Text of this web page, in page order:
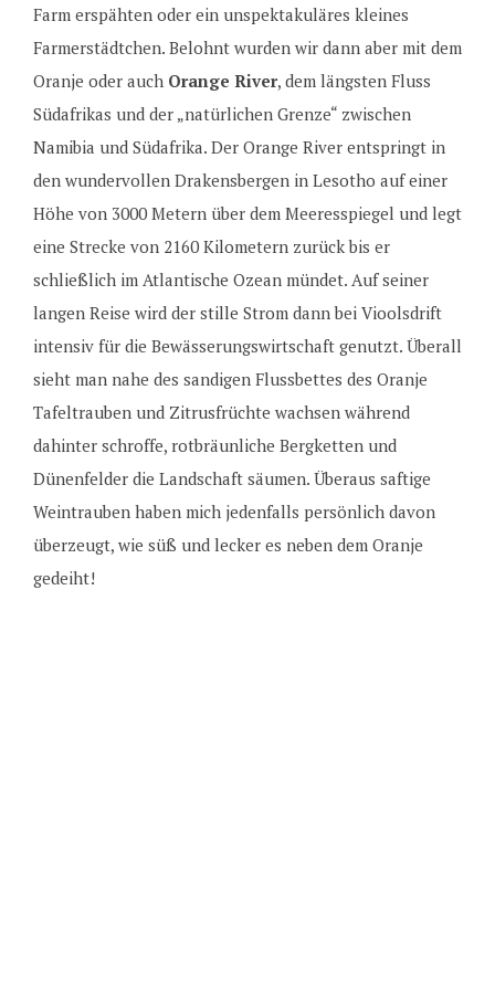
Farm erspähten oder ein unspektakuläres kleines
Farmerstädtchen. Belohnt wurden wir dann aber mit dem
Oranje oder auch Orange River, dem längsten Fluss
Südafrikas und der „natürlichen Grenze“ zwischen
Namibia und Südafrika. Der Orange River entspringt in
den wundervollen Drakensbergen in Lesotho auf einer
Höhe von 3000 Metern über dem Meeresspiegel und legt
eine Strecke von 2160 Kilometern zurück bis er
schließlich im Atlantische Ozean mündet. Auf seiner
langen Reise wird der stille Strom dann bei Vioolsdrift
intensiv für die Bewässerungswirtschaft genutzt. Überall
sieht man nahe des sandigen Flussbettes des Oranje
Tafeltrauben und Zitrusfrüchte wachsen während
dahinter schroffe, rotbräunliche Bergketten und
Dünenfelder die Landschaft säumen. Überaus saftige
Weintrauben haben mich jedenfalls persönlich davon
überzeugt, wie süß und lecker es neben dem Oranje
gedeiht!